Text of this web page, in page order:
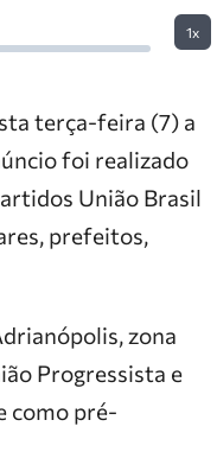
1x
terça-feira (7) a
foi realizado
União Brasil
prefeitos,
zona
Progressista e
como pré-